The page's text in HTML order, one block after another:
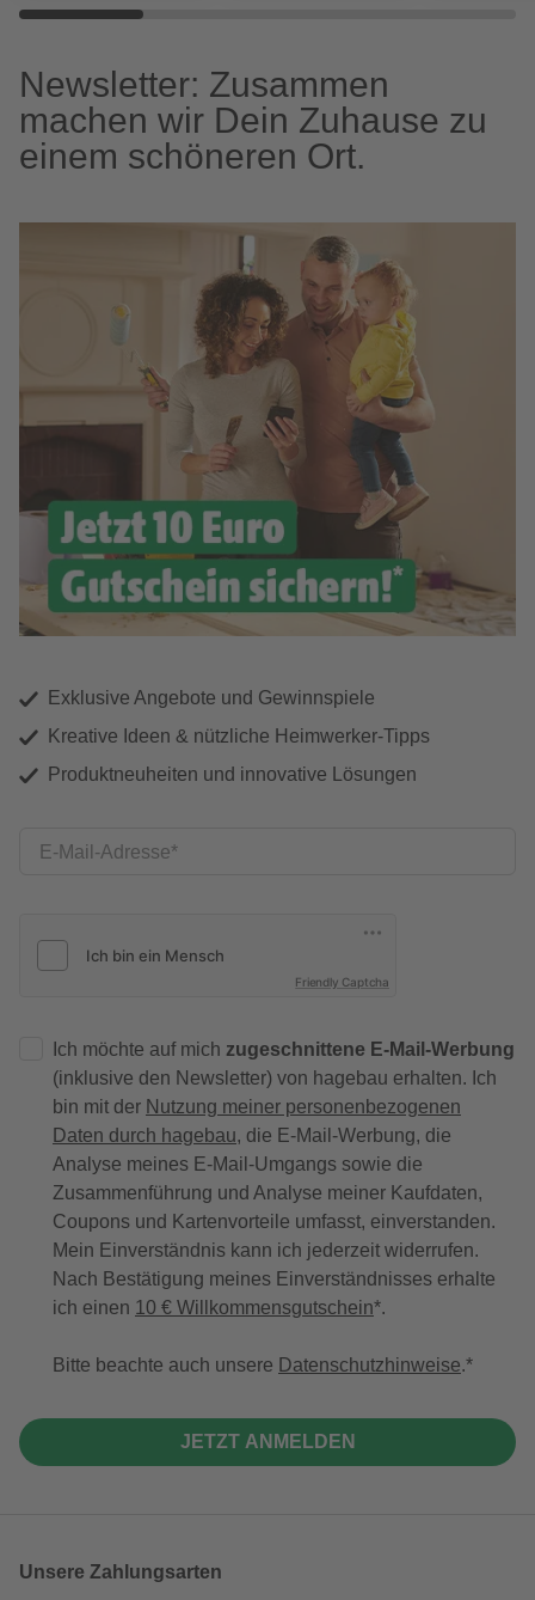
Newsletter: Zusammen
machen wir Dein Zuhause zu
einem schöneren Ort.
Exklusive Angebote und Gewinnspiele
Kreative Ideen & nützliche Heimwerker-Tipps
Produktneuheiten und innovative Lösungen
E-Mail-Adresse
Friendly Captcha
Ich möchte auf mich zugeschnittene E-Mail-Werbung
(inklusive den Newsletter) von hagebau erhalten. Ich
bin mit der Nutzung meiner personenbezogenen
Daten durch hagebau, die E-Mail-Werbung, die
Analyse meines E-Mail-Umgangs sowie die
Zusammenführung und Analyse meiner Kaufdaten,
Coupons und Kartenvorteile umfasst, einverstanden.
Mein Einverständnis kann ich jederzeit widerrufen.
Nach Bestätigung meines Einverständnisses erhalte
ich einen 10 € Willkommensgutschein*.
Bitte beachte auch unsere Datenschutzhinweise.
JETZT ANMELDEN
Unsere Zahlungsarten